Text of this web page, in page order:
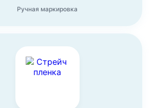
Ручная маркировка